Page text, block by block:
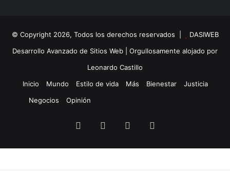
© Copyright 2026, Todos los derechos reservados |
DASIWEB
Desarrollo Avanzado de Sitios Web | Orgullosamente alojado por
Leonardo Castillo
Inicio
Mundo Estilo de vida Más Bienestar
Justicia
Negocios
Opinión
Facebook YouTube